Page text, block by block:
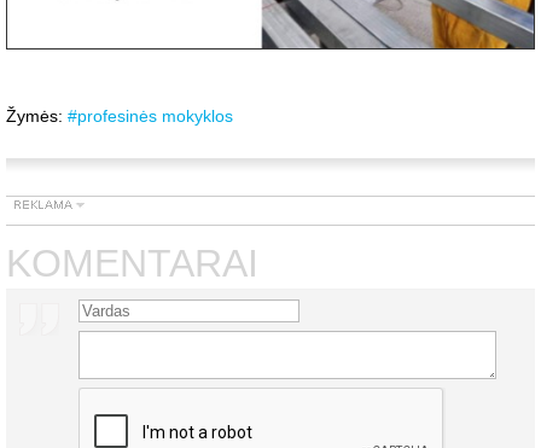
Žymės: #profesinės mokyklos
KOMENTARAI